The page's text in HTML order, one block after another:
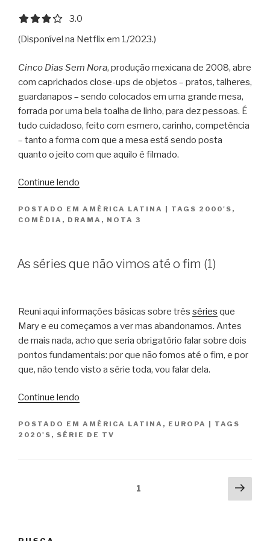
3.0 out of 5.0 stars
3.0
(Disponível na Netflix em 1/2023.)
Cinco Dias Sem Nora, produção mexicana de 2008, abre
com caprichados close-ups de objetos – pratos, talheres,
guardanapos – sendo colocados em uma grande mesa,
forrada por uma bela toalha de linho, para dez pessoas. É
tudo cuidadoso, feito com esmero, carinho, competência
– tanto a forma com que a mesa está sendo posta
quanto o jeito com que aquilo é filmado.
Continue lendo
Sem
Nora
Días
POSTADO EM AMÉRICA LATINA | TAGS 2000'S ,
COMÉDIA , DRAMA , NOTA 3
As séries que não vimos até o fim (1)
Reuni aqui informações básicas sobre três séries que
Mary e eu começamos a ver mas abandonamos. Antes
de mais nada, acho que seria obrigatório falar sobre dois
pontos fundamentais: por que não fomos até o fim, e por
que, não tendo visto a série toda, vou falar dela.
Continue lendo
que
não
POSTADO EM AMÉRICA LATINA , EUROPA | TAGS
2020'S , SÉRIE DE TV
1